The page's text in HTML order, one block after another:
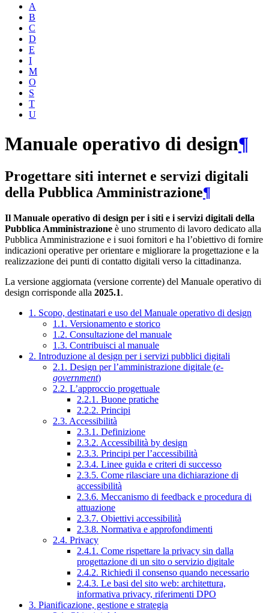
A
B
C
D
E
I
M
O
S
T
U
Manuale operativo di design¶
Progettare siti internet e servizi digitali
della Pubblica Amministrazione¶
Il Manuale operativo di design per i siti e i servizi digitali della
Pubblica Amministrazione è uno strumento di lavoro dedicato alla
Pubblica Amministrazione e i suoi fornitori e ha l’obiettivo di fornire
indicazioni operative per orientare e migliorare la progettazione e la
realizzazione dei punti di contatto digitali verso la cittadinanza.
La versione aggiornata (versione corrente) del Manuale operativo di
design corrisponde alla 2025.1.
1. Scopo, destinatari e uso del Manuale operativo di design
1.1. Versionamento e storico
1.2. Consultazione del manuale
1.3. Contribuisci al manuale
2. Introduzione al design per i servizi pubblici digitali
2.1. Design per l’amministrazione digitale (e-
government)
2.2. L’approccio progettuale
2.2.1. Buone pratiche
2.2.2. Principi
2.3. Accessibilità
2.3.1. Definizione
2.3.2. Accessibilità by design
2.3.3. Principi per l’accessibilità
2.3.4. Linee guida e criteri di successo
2.3.5. Come rilasciare una dichiarazione di
accessibilità
2.3.6. Meccanismo di feedback e procedura di
attuazione
2.3.7. Obiettivi accessibilità
2.3.8. Normativa e approfondimenti
2.4. Privacy
2.4.1. Come rispettare la privacy sin dalla
progettazione di un sito o servizio digitale
2.4.2. Richiedi il consenso quando necessario
2.4.3. Le basi del sito web: architettura,
informativa privacy, riferimenti DPO
3. Pianificazione, gestione e strategia